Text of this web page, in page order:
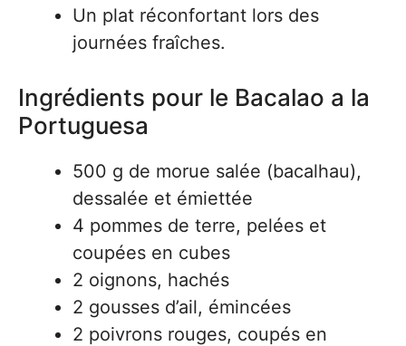
Un plat réconfortant lors des
journées fraîches.
Ingrédients pour le Bacalao a la
Portuguesa
500 g de morue salée (bacalhau),
dessalée et émiettée
4 pommes de terre, pelées et
coupées en cubes
2 oignons, hachés
2 gousses d’ail, émincées
2 poivrons rouges, coupés en